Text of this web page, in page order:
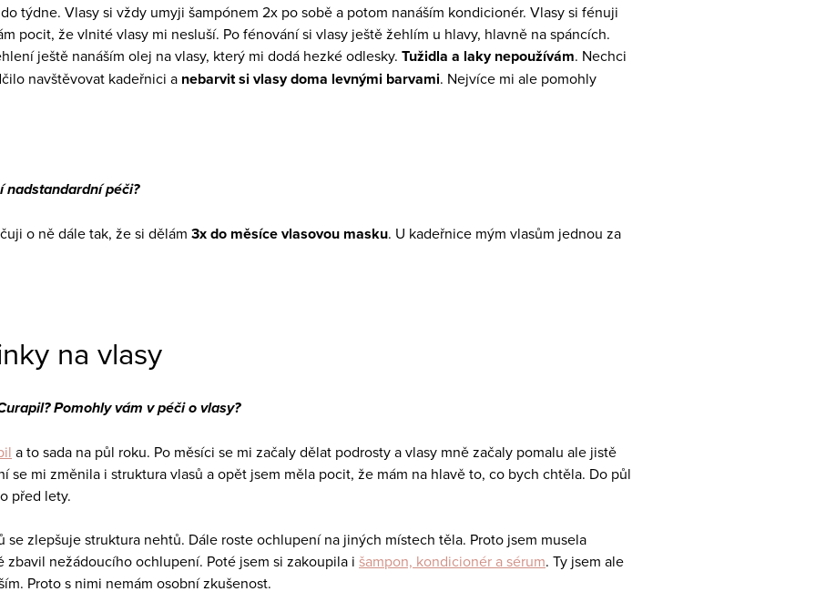
týdne. Vlasy si vždy umyji šampónem 2x po sobě a potom nanáším kondicionér. Vlasy si fénuji
pocit, že vlnité vlasy mi nesluší. Po fénování si vlasy ještě žehlím u hlavy, hlavně na spáncích.
ještě nanáším olej na vlasy, který mi dodá hezké odlesky. Tužidla a laky nepoužívám. Nechci
navštěvovat kadeřnici a nebarvit si vlasy doma levnými barvami. Nejvíce mi ale pomohly
péči?
o ně dále tak, že si dělám 3x do měsíce vlasovou masku. U kadeřnice mým vlasům jednou za
na vlasy
Pomohly vám v péči o vlasy?
a to sada na půl roku. Po měsíci se mi začaly dělat podrosty a vlasy mně začaly pomalu ale jistě
se mi změnila i struktura vlasů a opět jsem měla pocit, že mám na hlavě to, co bych chtěla. Do půl
před lety.
se zlepšuje struktura nehtů. Dále roste ochlupení na jiných místech těla. Proto jsem musela
nežádoucího ochlupení. Poté jsem si zakoupila i šampon, kondicionér a sérum. Ty jsem ale
Proto s nimi nemám osobní zkušenost.